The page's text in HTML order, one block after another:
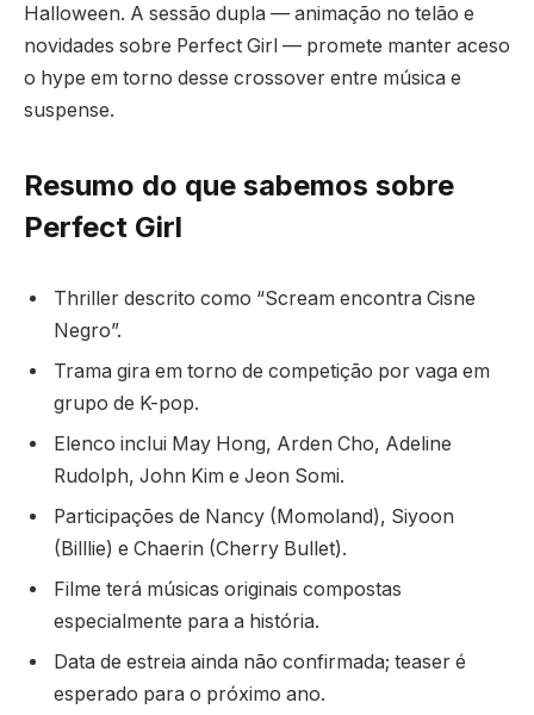
Halloween. A sessão dupla — animação no telão e
novidades sobre Perfect Girl — promete manter aceso
o hype em torno desse crossover entre música e
suspense.
Resumo do que sabemos sobre
Perfect Girl
Thriller descrito como “Scream encontra Cisne
Negro”.
Trama gira em torno de competição por vaga em
grupo de K-pop.
Elenco inclui May Hong, Arden Cho, Adeline
Rudolph, John Kim e Jeon Somi.
Participações de Nancy (Momoland), Siyoon
(Billlie) e Chaerin (Cherry Bullet).
Filme terá músicas originais compostas
especialmente para a história.
Data de estreia ainda não confirmada; teaser é
esperado para o próximo ano.